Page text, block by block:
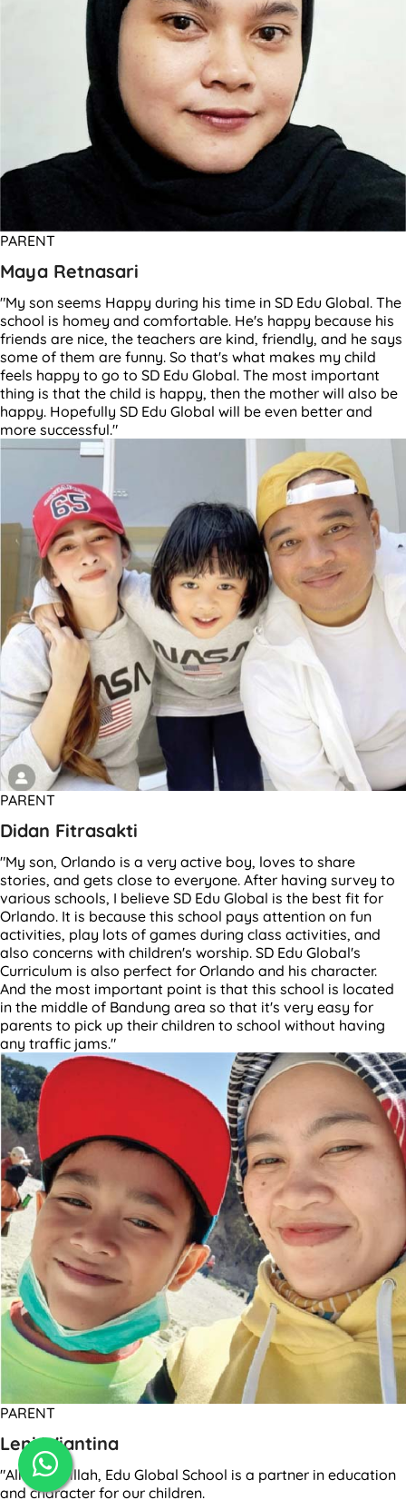
PARENT
Maya Retnasari
"My son seems Happy during his time in SD Edu Global. The
school is homey and comfortable. He's happy because his
friends are nice, the teachers are kind, friendly, and he says
some of them are funny. So that's what makes my child
feels happy to go to SD Edu Global. The most important
thing is that the child is happy, then the mother will also be
happy. Hopefully SD Edu Global will be even better and
more successful."
PARENT
Didan Fitrasakti
"My son, Orlando is a very active boy, loves to share
stories, and gets close to everyone. After having survey to
various schools, I believe SD Edu Global is the best fit for
Orlando. It is because this school pays attention on fun
activities, play lots of games during class activities, and
also concerns with children's worship. SD Edu Global's
Curriculum is also perfect for Orlando and his character.
And the most important point is that this school is located
in the middle of Bandung area so that it's very easy for
parents to pick up their children to school without having
any traffic jams."
PARENT
Leni Wiantina
"Alhamdulillah, Edu Global School is a partner in education
and character for our children.